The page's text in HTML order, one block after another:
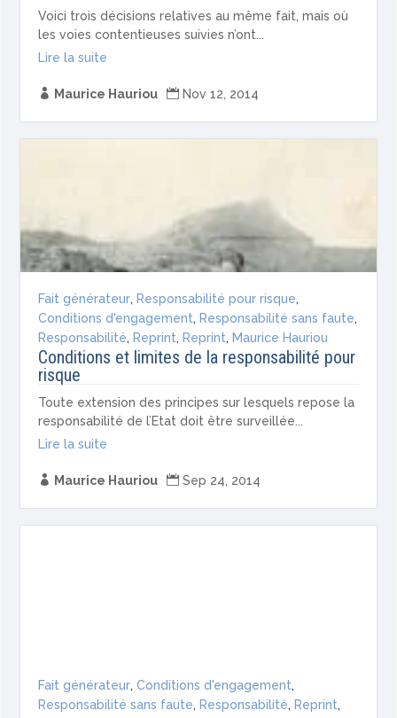
Voici trois décisions relatives au même fait, mais où
les voies contentieuses suivies n’ont...
Lire la suite
 Maurice Hauriou  Nov 12, 2014
Fait générateur, Responsabilité pour risque,
Conditions d'engagement, Responsabilité sans faute,
Responsabilité, Reprint, Reprint, Maurice Hauriou
Conditions et limites de la responsabilité pour
risque
Toute extension des principes sur lesquels repose la
responsabilité de l’Etat doit être surveillée...
Lire la suite
 Maurice Hauriou  Sep 24, 2014
Fait générateur,Conditions d'engagement,
Responsabilité sans faute, Responsabilité, Reprint,